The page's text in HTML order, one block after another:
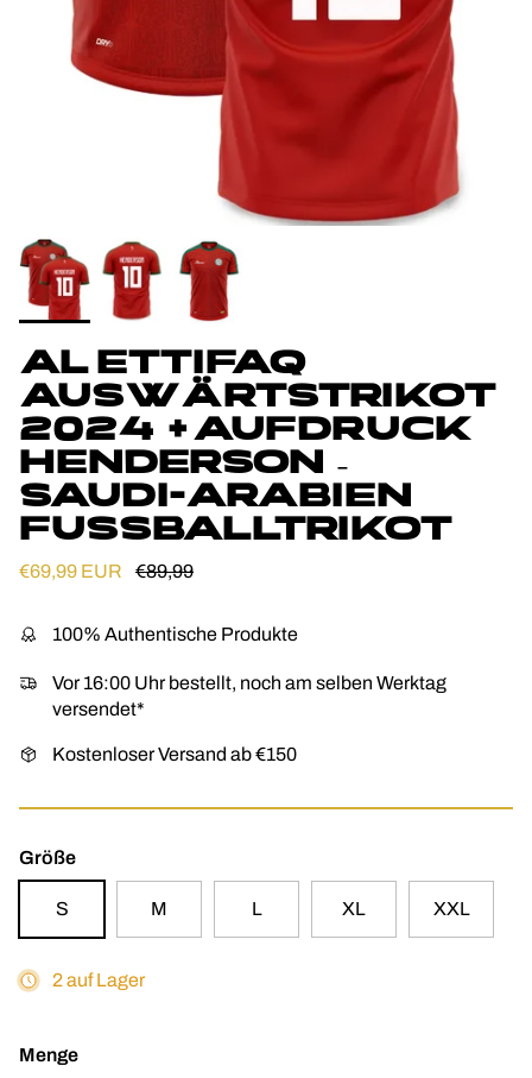
AL ETTIFAQ
AUSWÄRTSTRIKOT
2024 + AUFDRUCK
HENDERSON –
SAUDI-ARABIEN
FUSSBALLTRIKOT
Verkaufspreis
€69,99 EUR Normaler Preis
€89,99
100% Authentische Produkte
Vor 16:00 Uhr bestellt, noch am selben Werktag
versendet*
Kostenloser Versand ab €150
Größe
S M L XL XXL
2 auf Lager
Menge